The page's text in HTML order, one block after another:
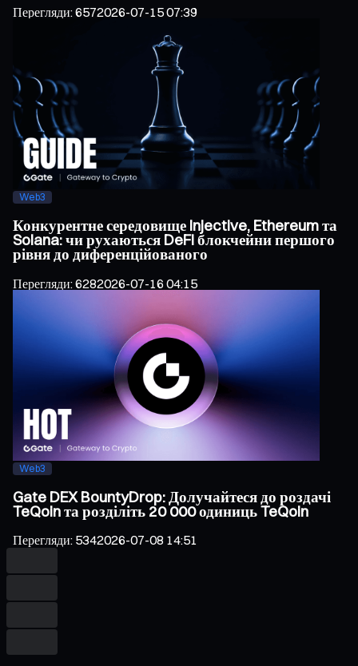
Перегляди:6572026-07-15 07:39
Web3
Конкурентне середовище Injective, Ethereum та
Solana: чи рухаються DeFi блокчейни першого
рівня до диференційованого
Перегляди:6282026-07-16 04:15
Web3
Gate DEX BountyDrop: Долучайтеся до роздачі
TeQoin та розділіть 20 000 одиниць TeQoin
Перегляди: 5342026-07-08 14:51